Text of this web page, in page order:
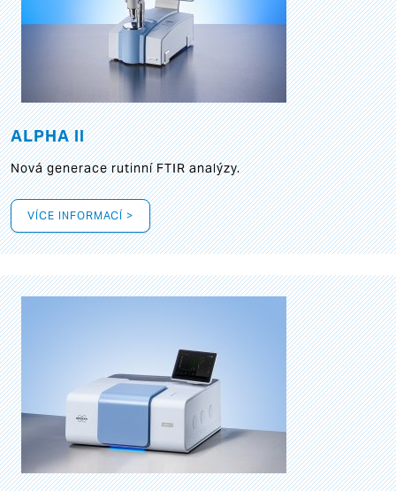
ALPHA II
Nová generace rutinní FTIR analýzy.
VÍCE INFORMACÍ >